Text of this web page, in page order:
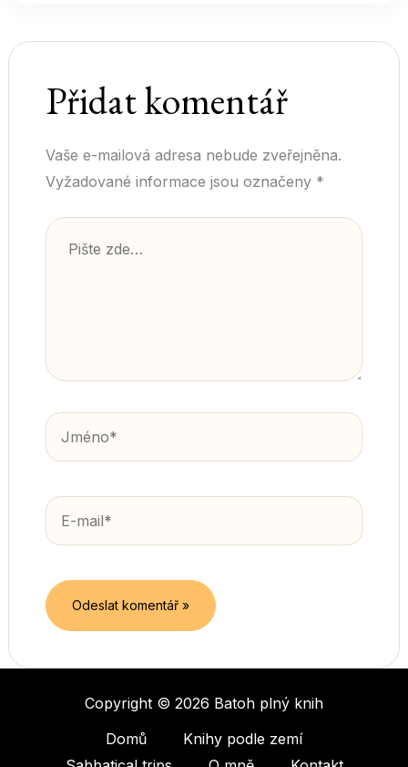
Vaše e-mailová adresa nebude zveřejněna.
Vyžadované informace jsou označeny *
Pište
zde…
Jméno*
E-
mail*
Copyright © 2026 Batoh plný knih
Domů
Knihy podle zemí